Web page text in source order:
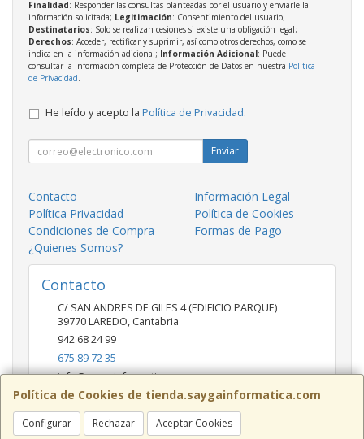
Política de Cookies de tienda.saygainformatica.com
Configurar Rechazar Aceptar Cookies
Finalidad: Responder las consultas planteadas por el usuario y enviarle la
información solicitada; Legitimación: Consentimiento del usuario;
Destinatarios: Solo se realizan cesiones si existe una obligación legal;
Derechos: Acceder, rectificar y suprimir, así como otros derechos, como se
indica en la información adicional; Información Adicional: Puede
consultar la información completa de Protección de Datos en nuestra Política
de Privacidad.
He leído y acepto la Política de Privacidad.
Enviar
Contacto
Información Legal
Política Privacidad
Política de Cookies
Condiciones de Compra
Formas de Pago
¿Quienes Somos?
Contacto
C/ SAN ANDRES DE GILES 4 (EDIFICIO PARQUE)
39770LAREDO, Cantabria
942 68 24 99
675 89 72 35
info@saygainformatica.com
Horario